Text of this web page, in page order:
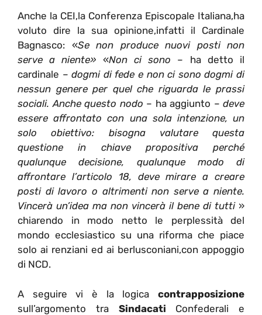
Anche la CEI,la Conferenza Episcopale Italiana,ha
voluto dire la sua opinione,infatti il Cardinale
Bagnasco: «Senon produce nuovi posti non
serve a niente» «Non ci sono – ha detto il
cardinale –dogmi di fede e non ci sonodogmidi
nessun genere per quel che riguarda le prassi
sociali. Anche questo nodo – ha aggiunto – deve
essere affrontato con una sola intenzione, un
solo obiettivo: bisogna valutare questa
questionein chiave propositivaperché
qualunque decisione, qualunque modo di
affrontare l’articolo 18, deve mirarea creare
posti di lavoro o altrimenti non serve a niente.
Vincerà un’idea ma non vincerà il bene di tutti »
chiarendo in modo netto le perplessità del
mondo ecclesiastico su una riforma che piace
solo ai renziani ed ai berlusconiani,con appoggio
di NCD.
A seguire vi è la logica contrapposizione
sull’argomento tra Sindacati Confederali e